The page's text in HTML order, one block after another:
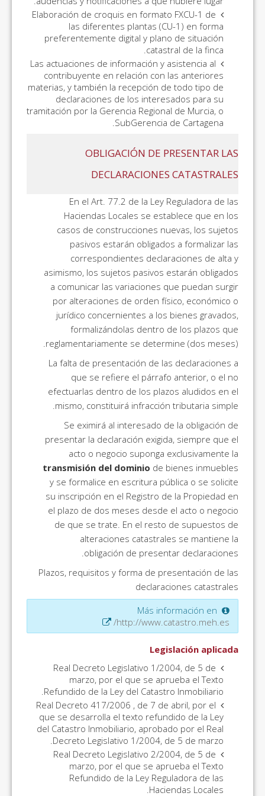
Elaboración de croquis en formato FXCU-1 de
las diferentes plantas (CU-1) en forma
preferentemente digital y plano de situación
catastral de la finca.
Las actuaciones de información y asistencia al
contribuyente en relación con las anteriores
materias, y también la recepción de todo tipo de
declaraciones de los interesados para su
tramitación por la Gerencia Regional de Murcia, o
SubGerencia de Cartagena.
OBLIGACIÓN DE PRESENTAR LAS
DECLARACIONES CATASTRALES
En el Art. 77.2 de la Ley Reguladora de las
Haciendas Locales se establece que en los
casos de construcciones nuevas, los sujetos
pasivos estarán obligados a formalizar las
correspondientes declaraciones de alta y
asimismo, los sujetos pasivos estarán obligados
a comunicar las variaciones que puedan surgir
por alteraciones de orden físico, económico o
jurídico concernientes a los bienes gravados,
formalizándolas dentro de los plazos que
reglamentariamente se determine (dos meses).
La falta de presentación de las declaraciones a
que se refiere el párrafo anterior, o el no
efectuarlas dentro de los plazos aludidos en el
mismo, constituirá infracción tributaria simple.
Se eximirá al interesado de la obligación de
presentar la declaración exigida, siempre que el
acto o negocio suponga exclusivamente la
transmisión del dominio de bienes inmuebles
y se formalice en escritura pública o se solicite
su inscripción en el Registro de la Propiedad en
el plazo de dos meses desde el acto o negocio
de que se trate. En el resto de supuestos de
alteraciones catastrales se mantiene la
obligación de presentar declaraciones.
Plazos, requisitos y forma de presentación de las
declaraciones catastrales
http://www.catastro.meh.es/
Legislación aplicada
Real Decreto Legislativo 1/2004, de 5 de
marzo, por el que se aprueba el Texto
Refundido de la Ley del Catastro Inmobiliario.
Real Decreto 417/2006 , de 7 de abril, por el
que se desarrolla el texto refundido de la Ley
del Catastro Inmobiliario, aprobado por el Real
Decreto Legislativo 1/2004, de 5 de marzo.
Real Decreto Legislativo 2/2004, de 5 de
marzo, por el que se aprueba el Texto
Refundido de la Ley Reguladora de las
Haciendas Locales.